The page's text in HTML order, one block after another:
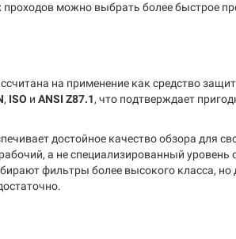
можно выбрать более быстрое
на применение как средство
, ISO и ANSI Z87.1, что подтверждает
достойное качество обзора для
а не специализированный
фильтры более высокого класса, но